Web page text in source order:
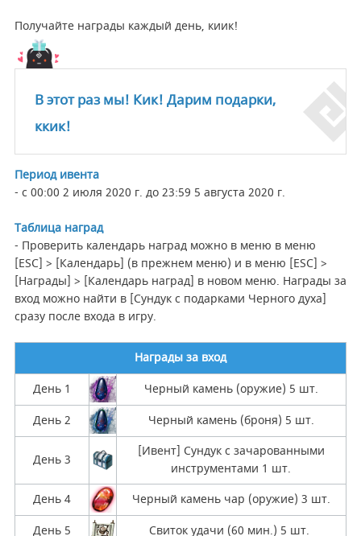
Получайте награды каждый день, киик!
В этот раз мы! Кик! Дарим подарки,
ккик!
Период ивента
- с 00:00 2 июля 2020 г. до 23:59 5 августа 2020 г.
Таблица наград
- Проверить календарь наград можно в меню в меню
[ESC] > [Календарь] (в прежнем меню) и в меню [ESC] >
[Награды] > [Календарь наград] в новом меню. Награды за
вход можно найти в [Сундук с подарками Черного духа]
сразу после входа в игру.
Награды за вход
День 1
Черный камень (оружие) 5 шт.
День 2
Черный камень (броня) 5 шт.
День 3
[Ивент] Сундук с зачарованными
инструментами 1 шт.
День 4
Черный камень чар (оружие) 3 шт.
День 5
Свиток удачи (60 мин.) 5 шт.